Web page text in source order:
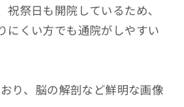
祭日も開院しているため、
にくい方でも通院がしやすい
り、脳の解剖など鮮明な画像